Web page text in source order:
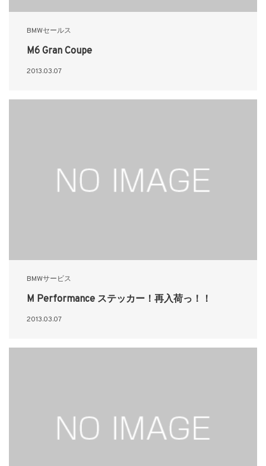
BMWセールス
M6 Gran Coupe
2013.03.07
BMWサービス
M Performance ステッカー！再入荷っ！！
2013.03.07